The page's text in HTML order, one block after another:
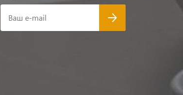
Ваш e-mail